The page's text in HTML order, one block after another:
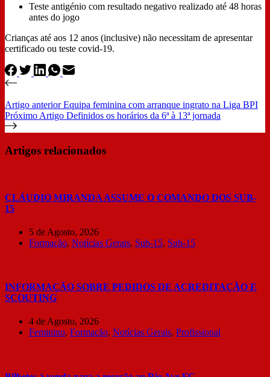
Teste antigénio com resultado negativo realizado até 48 horas
antes do jogo
Crianças até aos 12 anos (inclusive) não necessitam de apresentar
certificado ou teste covid-19.
Artigo anteriorEquipa feminina com arranque ingrato na Liga BPI
Próximo Artigo Definidos os horários da 6ª à 13ª jornada
Artigos relacionados
CLÁUDIO MIRANDA ASSUME O COMANDO DOS SUB-
15
5 de Agosto, 2026
Formação, Notícias Gerais, Sub-15, Sub-15
INFORMAÇÃO SOBRE PEDIDOS DE ACREDITAÇÃO E
SCOUTING
4 de Agosto, 2026
Feminino, Formação, Notícias Gerais, Profissional